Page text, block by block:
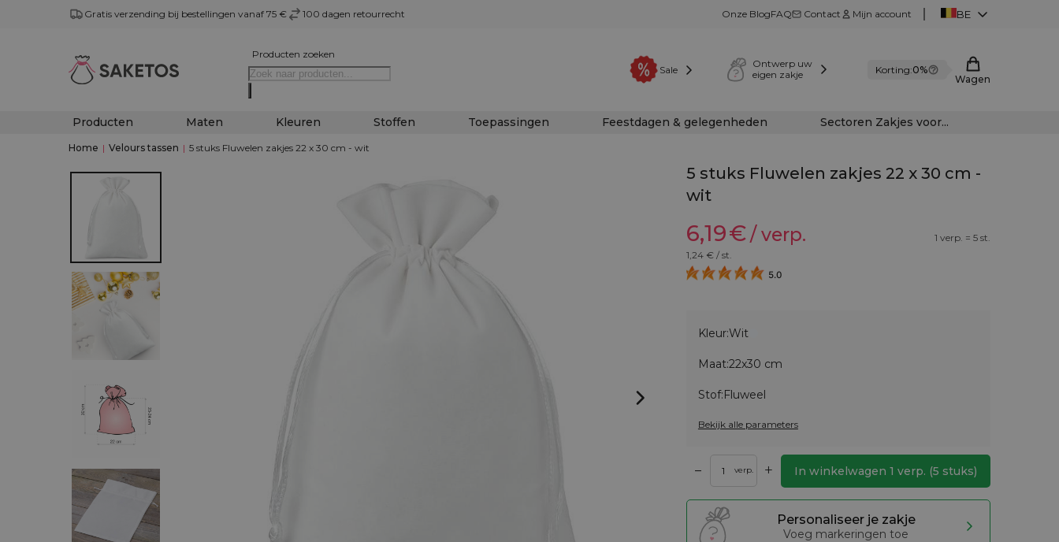
Gratis verzending bij bestellingen vanaf 75 € 100 dagen retourrecht Onze BlogFAQ Contact Mijn account BE
Producten zoeken
Sale
Ontwerp uw
eigen zakje
Korting:0%
Wagen
Producten Maten Kleuren Stoffen Toepassingen Feestdagen & gelegenheden Sectoren Zakjes voor...
Home | Velours tassen | 5 stuks Fluwelen zakjes 22 x 30 cm - wit
5 stuks Fluwelen zakjes 22 x 30 cm -
wit
6,19€/ verp.
1 verp. = 5 st.
1,24€ / st.
5.0
Kleur:Wit
Maat:22x30 cm
Stof:Fluweel
Bekijk alle parameters
– verp. + In winkelwagen 1 verp. (5 stuks)
Personaliseer je zakje
Voeg markeringen toe